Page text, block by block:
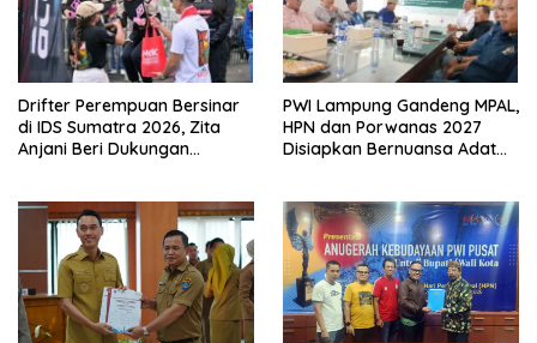
Drifter Perempuan Bersinar
di IDS Sumatra 2026, Zita
Anjani Beri Dukungan
PWI Lampung Gandeng MPAL,
HPN dan Porwanas 2027
Disiapkan Bernuansa Adat